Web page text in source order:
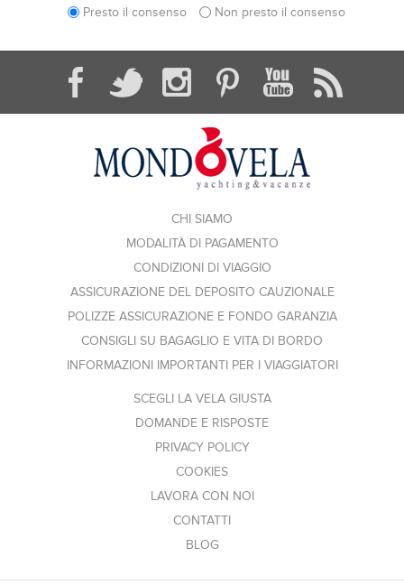
Presto il consenso Non presto il consenso
CHI SIAMO
MODALITÀ DI PAGAMENTO
CONDIZIONI DI VIAGGIO
ASSICURAZIONE DEL DEPOSITO CAUZIONALE
POLIZZE ASSICURAZIONE E FONDO GARANZIA
CONSIGLI SU BAGAGLIO E VITA DI BORDO
INFORMAZIONI IMPORTANTI PER I VIAGGIATORI
SCEGLI LA VELA GIUSTA
DOMANDE E RISPOSTE
PRIVACY POLICY
COOKIES
LAVORA CON NOI
CONTATTI
BLOG